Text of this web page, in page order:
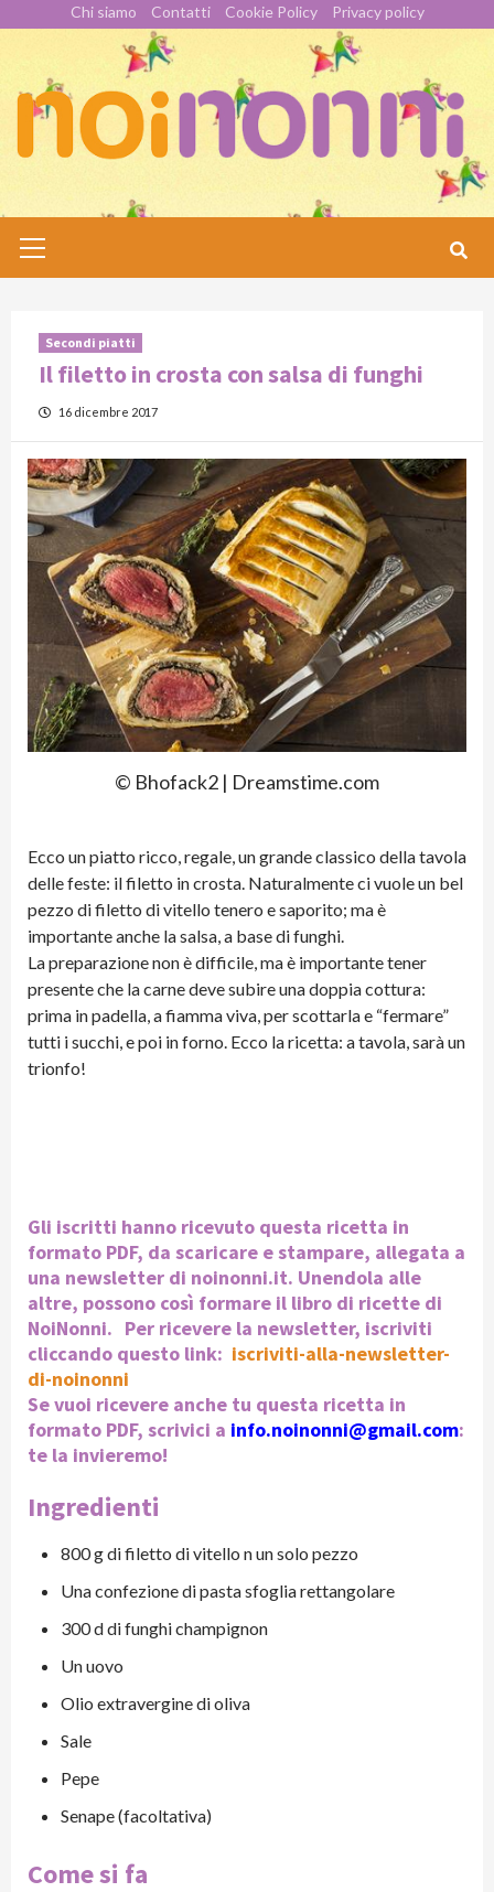
content
Chi siamo Contatti Cookie Policy Privacy policy
Menu
Secondi piatti
Il filetto in crosta con salsa di funghi
16 dicembre 2017
© Bhofack2 | Dreamstime.com
Ecco un piatto ricco, regale, un grande classico della tavola
delle feste: il filetto in crosta. Naturalmente ci vuole un bel
pezzo di filetto di vitello tenero e saporito; ma è
importante anche la salsa, a base di funghi.
La preparazione non è difficile, ma è importante tener
presente che la carne deve subire una doppia cottura:
prima in padella, a fiamma viva, per scottarla e “fermare”
tutti i succhi, e poi in forno. Ecco la ricetta: a tavola, sarà un
trionfo!
Gli iscritti hanno ricevuto questa ricetta in
formato PDF, da scaricare e stampare, allegata a
una newsletter di noinonni.it. Unendola alle
altre, possono così formare il libro di ricette di
NoiNonni. Per ricevere la newsletter, iscriviti
cliccando questo link: iscriviti-alla-newsletter-
di-noinonni
Se vuoi ricevere anche tu questa ricetta in
formato PDF, scrivici a info.noinonni@gmail.com:
te la invieremo!
Ingredienti
800 g di filetto di vitello n un solo pezzo
Una confezione di pasta sfoglia rettangolare
300 d di funghi champignon
Un uovo
Olio extravergine di oliva
Sale
Pepe
Senape (facoltativa)
Come si fa